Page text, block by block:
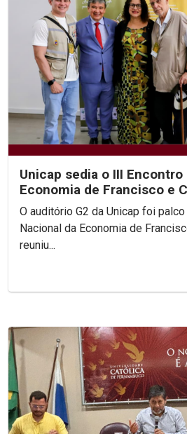
Unicap sedia o III
Economia de Francisco e
participação do Pe....
O auditório G2 da Unicap foi
Nacional da Economia de
reuniu...